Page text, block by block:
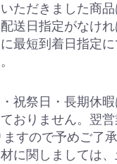
ただきました商
送日指定がなけ
最短到着日指定
祝祭日・長期休
おりません。翌
ますので予めご了
に関しましては